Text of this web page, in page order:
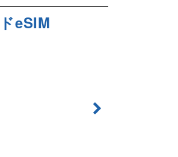
eSIM